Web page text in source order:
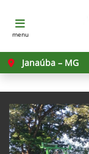
menu
Janaúba – MG